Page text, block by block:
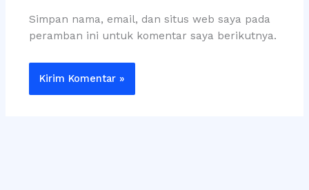
Simpan nama, email, dan situs web saya pada
peramban ini untuk komentar saya berikutnya.